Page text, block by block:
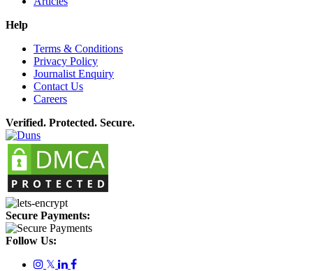
Help
Terms & Conditions
Privacy Policy
Journalist Enquiry
Contact Us
Careers
Verified. Protected. Secure.
Secure Payments:
Follow Us:
𝕏